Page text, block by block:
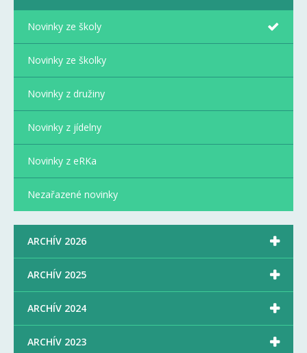
Novinky ze školy
Novinky ze školky
Novinky z družiny
Novinky z jídelny
Novinky z eRKa
Nezařazené novinky
ARCHÍV 2026 
ARCHÍV 2025 
ARCHÍV 2024 
ARCHÍV 2023 